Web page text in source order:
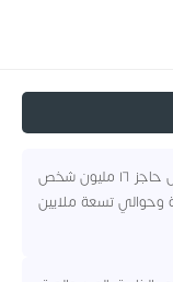
٢٠٢٠ - عدد الإصابات المؤكدة بجائحة كورونا يتخطى حاجز ١٦ مليون شخص
من ٦٤٤ ألف حالة وفاة وحوالي تسعة ملايين